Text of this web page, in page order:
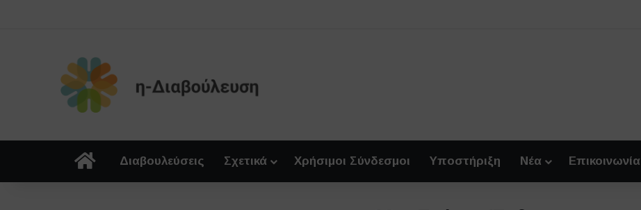
ΑρχικήΔιαβουλεύσεις Σχετικά Χρήσιμοι Σύνδεσμοι Υποστήριξη Νέα Επικοινωνία